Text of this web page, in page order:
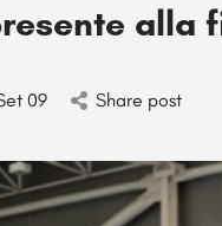
alla
09 Share post